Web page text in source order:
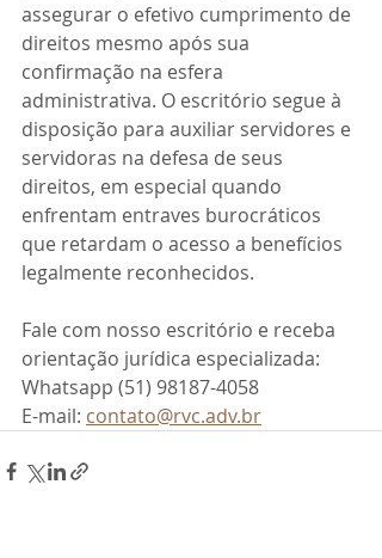
assegurar o efetivo cumprimento de
direitos mesmo após sua
confirmação na esfera
administrativa. O escritório segue à
disposição para auxiliar servidores e
servidoras na defesa de seus
direitos, em especial quando
enfrentam entraves burocráticos
que retardam o acesso a benefícios
legalmente reconhecidos.
Fale com nosso escritório e receba
orientação jurídica especializada:
Whatsapp (51) 98187-4058
E-mail: contato@rvc.adv.br